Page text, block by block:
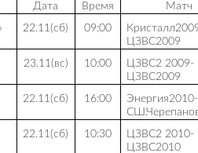
ВАКАНСИИ
Дата Время
Матч
22.11(сб) 09:00
ЦЗВС2009
23.11(вс) 10:00
ЦЗВС2 2009-
ЦЗВС2009
22.11(сб) 16:00
Энергия2010-
22.11(сб) 10:30
ЦЗВС2 2010-
ЦЗВС2010